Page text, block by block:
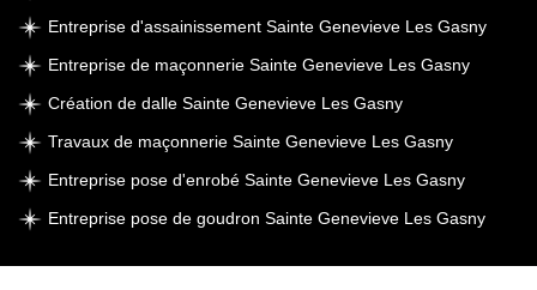
Entreprise d'assainissement Sainte Genevieve Les Gasny
Entreprise de maçonnerie Sainte Genevieve Les Gasny
Création de dalle Sainte Genevieve Les Gasny
Travaux de maçonnerie Sainte Genevieve Les Gasny
Entreprise pose d'enrobé Sainte Genevieve Les Gasny
Entreprise pose de goudron Sainte Genevieve Les Gasny